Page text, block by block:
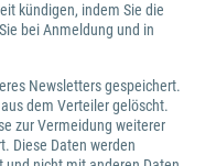
kündigen, indem Sie die
bei Anmeldung und in
Newsletters gespeichert.
dem Verteiler gelöscht.
zur Vermeidung weiterer
Diese Daten werden